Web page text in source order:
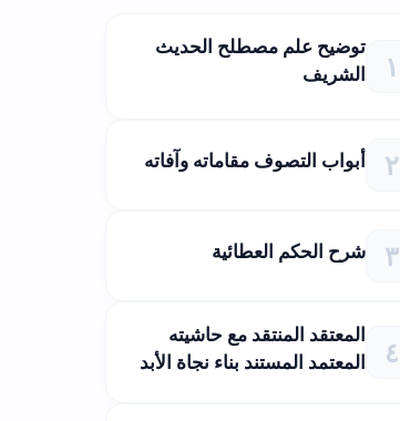
توضيح علم مصطلح الحديث
الشريف
أبواب التصوف مقاماته وآفاته
شرح الحكم العطائية
المعتقد المنتقد مع حاشيته
المعتمد المستند بناء نجاة الأبد